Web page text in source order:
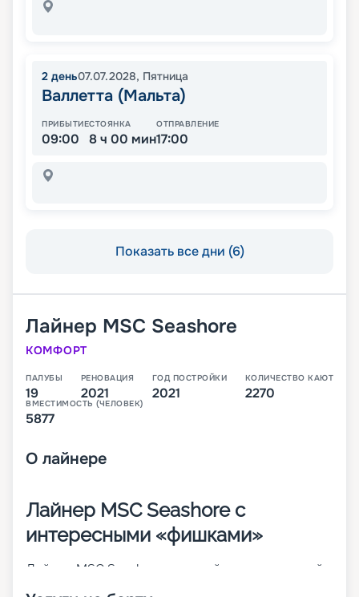
2 день07.07.2028, Пятница
Валлетта (Мальта)
ПРИБЫТИЕ
09:00
СТОЯНКА
8 ч 00 мин
ОТПРАВЛЕНИЕ
17:00
Показать все дни (6)
Лайнер MSC Seashore
КОМФОРТ
ПАЛУБЫ
19
РЕНОВАЦИЯ
2021
ГОД ПОСТРОЙКИ
2021
КОЛИЧЕСТВО КАЮТ
2270
ВМЕСТИМОСТЬ (ЧЕЛОВЕК)
5877
О лайнере
Лайнер MSC Seashore с
интересными «фишками»
Лайнер MSC Seashore – третий инновационный